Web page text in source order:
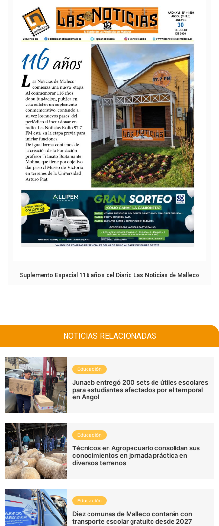
Suplemento Especial 116 años del Diario Las Noticias de Malleco
NOTICIAS RELACIONADAS
Educación
Junaeb entregó 200 sets de útiles escolares
para estudiantes afectados por el temporal
en Angol
Educación
Técnicos en Agropecuario consolidan sus
conocimientos en jornada práctica en
diversos terrenos
Educación
Diez comunas de Malleco contarán con
transporte escolar gratuito desde 2027